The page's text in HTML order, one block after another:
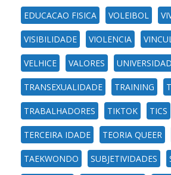
EDUCACAO FISICA VOLEIBOL
VISIBILIDADE VIOLENCIA
VELHICE VALORES
TRANSEXUALIDADE TRAINING
TRABALHADORES TIKTOK TICS
TERCEIRA IDADE TEORIA QUEER
TAEKWONDO SUBJETIVIDADES